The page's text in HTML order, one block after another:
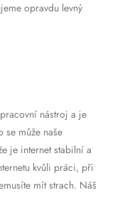
opravdu levný
nástroj a je
se může naše
je internet stabilní a
kvůli práci, při
mít strach. Náš